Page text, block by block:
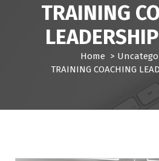
TRAINING
Home >
TRAINING COACHING